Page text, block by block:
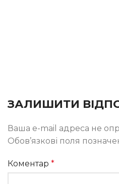
ЗАЛИШИТИ
Ваша e-mail адреса не
Обов’язкові поля
Коментар *